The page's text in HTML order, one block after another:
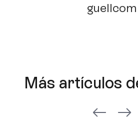
guellcom
Más artículos